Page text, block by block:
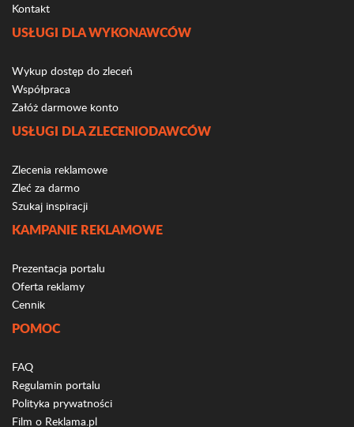
Kontakt
USŁUGI DLA WYKONAWCÓW
Wykup dostęp do zleceń
Współpraca
Załóż darmowe konto
USŁUGI DLA ZLECENIODAWCÓW
Zlecenia reklamowe
Zleć za darmo
Szukaj inspiracji
KAMPANIE REKLAMOWE
Prezentacja portalu
Oferta reklamy
Cennik
POMOC
FAQ
Regulamin portalu
Polityka prywatności
Film o Reklama.pl